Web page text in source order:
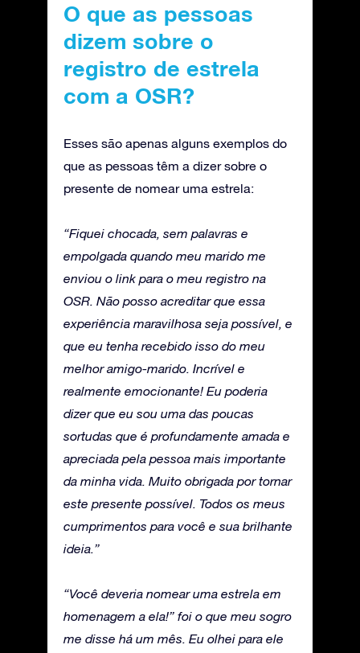
O que as pessoas
dizem sobre o
registro de estrela
com a OSR?
Esses são apenas alguns exemplos do
que as pessoas têm a dizer sobre o
presente de nomear uma estrela:
“Fiquei chocada, sem palavras e
empolgada quando meu marido me
enviou o link para o meu registro na
OSR. Não posso acreditar que essa
experiência maravilhosa seja possível, e
que eu tenha recebido isso do meu
melhor amigo-marido. Incrível e
realmente emocionante! Eu poderia
dizer que eu sou uma das poucas
sortudas que é profundamente amada e
apreciada pela pessoa mais importante
da minha vida. Muito obrigada por tornar
este presente possível. Todos os meus
cumprimentos para você e sua brilhante
ideia.”
“Você deveria nomear uma estrela em
homenagem a ela!” foi o que meu sogro
me disse há um mês. Eu olhei para ele